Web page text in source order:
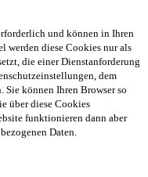
und können in Ihren
werden diese Cookies nur als
die einer Dienstanforderung
dem
können Ihren Browser so
über diese Cookies
funktionieren dann aber
Daten.